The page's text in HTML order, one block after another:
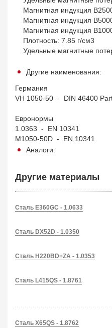
Магнитная индукция
Магнитная индукция
Магнитная индукция
Плотность: 7.85 г/см3
Удельные магнитные
Другие наименования:
Германия
VH 1050-50 - DIN 46400
Евронормы
1.0363 - EN 10341
M1050-50D - EN
Аналоги:
Другие материалы
Сталь E360GC - 1.0633
Сталь DX52D - 1.0350
Сталь H220BD+ZA - 1.0353
Сталь L415QS - 1.8761
Сталь X65QS - 1.8762